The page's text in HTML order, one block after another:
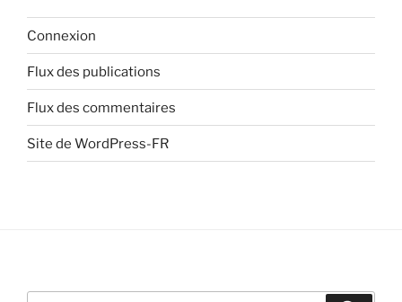
Connexion
Flux des publications
Flux des commentaires
Site de WordPress-FR